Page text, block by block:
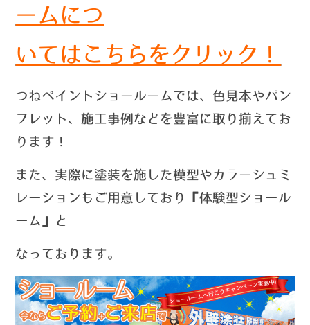
ームにつ
いては こちらをクリック！
つねペイントショールームでは、色見本やパン
フレット、施工事例などを豊富に取り揃えてお
ります！
また、実際に塗装を施した模型やカラーシュミ
レーションもご用意しており『体験型ショール
ーム』と
なっております。